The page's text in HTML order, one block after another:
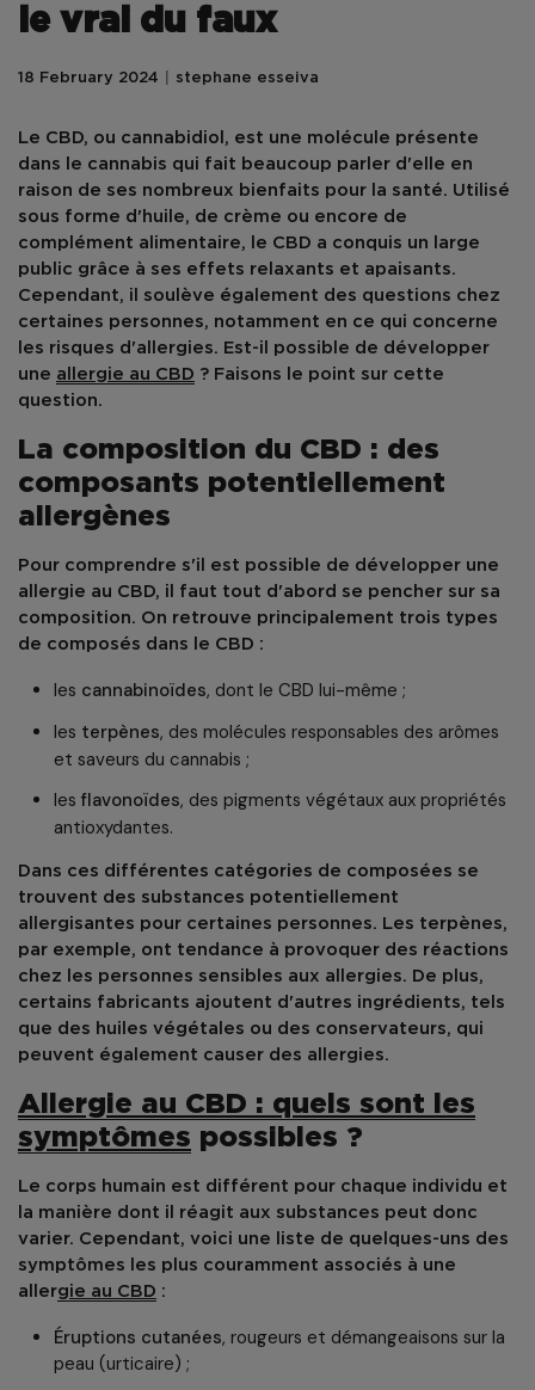
le vrai du faux
18 February 2024 stephane esseiva
Le CBD, ou cannabidiol, est une molécule présente
dans le cannabis qui fait beaucoup parler d'elle en
raison de ses nombreux bienfaits pour la santé. Utilisé
sous forme d'huile, de crème ou encore de
complément alimentaire, le CBD a conquis un large
public grâce à ses effets relaxants et apaisants.
Cependant, il soulève également des questions chez
certaines personnes, notamment en ce qui concerne
les risques d'allergies. Est-il possible de développer
une allergie au CBD ? Faisons le point sur cette
question.
La composition du CBD : des
composants potentiellement
allergènes
Pour comprendre s'il est possible de développer une
allergie au CBD, il faut tout d'abord se pencher sur sa
composition. On retrouve principalement trois types
de composés dans le CBD :
les cannabinoïdes, dont le CBD lui-même ;
les terpènes, des molécules responsables des arômes
et saveurs du cannabis ;
les flavonoïdes, des pigments végétaux aux propriétés
antioxydantes.
Dans ces différentes catégories de composées se
trouvent des substances potentiellement
allergisantes pour certaines personnes. Les terpènes,
par exemple, ont tendance à provoquer des réactions
chez les personnes sensibles aux allergies. De plus,
certains fabricants ajoutent d'autres ingrédients, tels
que des huiles végétales ou des conservateurs, qui
peuvent également causer des allergies.
Allergie au CBD : quels sont les
symptômes possibles ?
Le corps humain est différent pour chaque individu et
la manière dont il réagit aux substances peut donc
varier. Cependant, voici une liste de quelques-uns des
symptômes les plus couramment associés à une
allergie au CBD :
Éruptions cutanées, rougeurs et démangeaisons sur la
peau (urticaire) ;